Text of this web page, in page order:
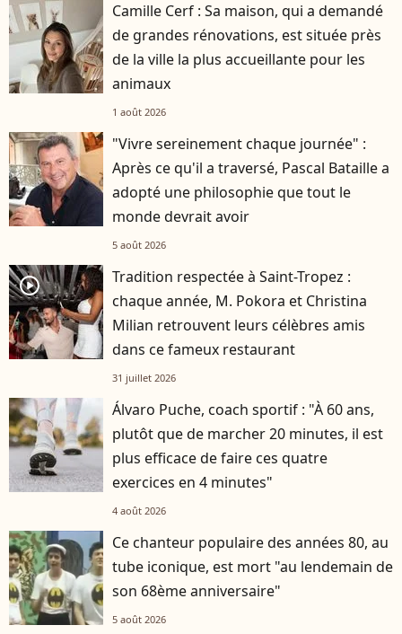
Camille Cerf : Sa maison, qui a demandé
de grandes rénovations, est située près
de la ville la plus accueillante pour les
animaux
1 août 2026
"Vivre sereinement chaque journée" :
Après ce qu'il a traversé, Pascal Bataille a
adopté une philosophie que tout le
monde devrait avoir
5 août 2026
player2
Tradition respectée à Saint-Tropez :
chaque année, M. Pokora et Christina
Milian retrouvent leurs célèbres amis
dans ce fameux restaurant
31 juillet 2026
Álvaro Puche, coach sportif : "À 60 ans,
plutôt que de marcher 20 minutes, il est
plus efficace de faire ces quatre
exercices en 4 minutes"
4 août 2026
Ce chanteur populaire des années 80, au
tube iconique, est mort "au lendemain de
son 68ème anniversaire"
5 août 2026